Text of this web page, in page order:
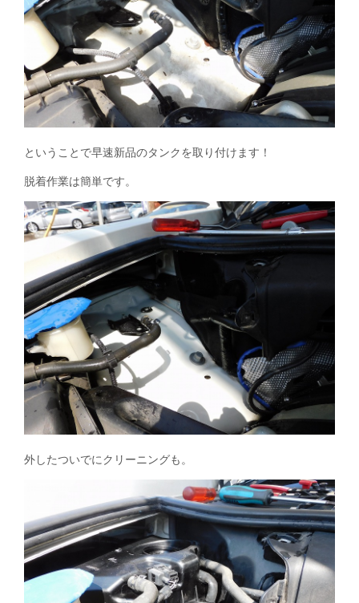
ということで早速新品のタンクを取り付けます！
脱着作業は簡単です。
外したついでにクリーニングも。